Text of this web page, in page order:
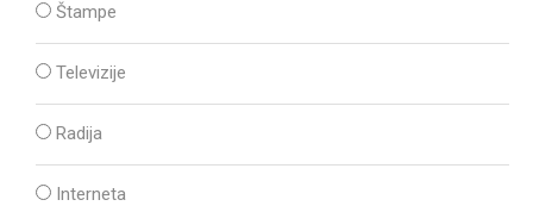
Štampe
Televizije
Radija
Interneta